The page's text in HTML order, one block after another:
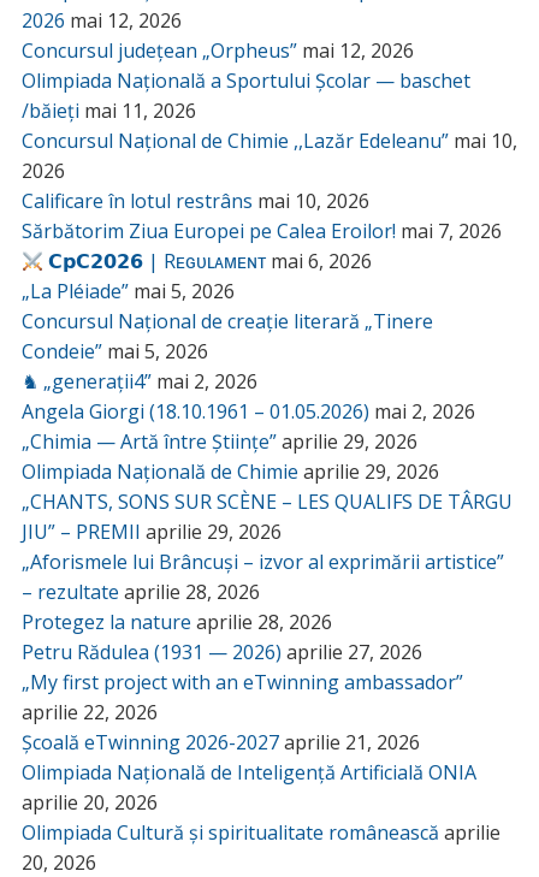
2026 mai 12, 2026
Concursul județean „Orpheus” mai 12, 2026
Olimpiada Națională a Sportului Școlar — baschet
/băieți mai 11, 2026
Concursul Național de Chimie ,,Lazăr Edeleanu” mai 10,
2026
Calificare în lotul restrâns mai 10, 2026
Sărbătorim Ziua Europei pe Calea Eroilor! mai 7, 2026
𝗖𝗽𝗖𝟮𝟬𝟮𝟲 | Rᴇɢᴜʟᴀᴍᴇɴᴛ mai 6, 2026
„La Pléiade” mai 5, 2026
Concursul Național de creație literară „Tinere
Condeie” mai 5, 2026
♞ „generații4” mai 2, 2026
Angela Giorgi (18.10.1961 – 01.05.2026) mai 2, 2026
„Chimia — Artă între Științe”aprilie 29, 2026
Olimpiada Națională de Chimie aprilie 29, 2026
„CHANTS, SONS SUR SCÈNE – LES QUALIFS DE TÂRGU
JIU” – PREMII aprilie 29, 2026
„Aforismele lui Brâncuși – izvor al exprimării artistice”
– rezultate aprilie 28, 2026
Protegez la nature aprilie 28, 2026
Petru Rădulea (1931 — 2026) aprilie 27, 2026
„My first project with an eTwinning ambassador”
aprilie 22, 2026
Școală eTwinning 2026-2027aprilie 21, 2026
Olimpiada Națională de Inteligență Artificială ONIA
aprilie 20, 2026
Olimpiada Cultură și spiritualitate românească aprilie
20, 2026